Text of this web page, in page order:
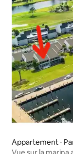
Appartement ⋅